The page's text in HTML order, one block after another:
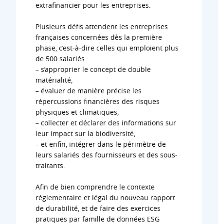
extrafinancier pour les entreprises.
Plusieurs défis attendent les entreprises
françaises concernées dès la première
phase, c’est-à-dire celles qui emploient plus
de 500 salariés :
– s’approprier le concept de double
matérialité,
– évaluer de manière précise les
répercussions financières des risques
physiques et climatiques,
– collecter et déclarer des informations sur
leur impact sur la biodiversité,
– et enfin, intégrer dans le périmètre de
leurs salariés des fournisseurs et des sous-
traitants.
Afin de bien comprendre le contexte
réglementaire et légal du nouveau rapport
de durabilité, et de faire des exercices
pratiques par famille de données ESG